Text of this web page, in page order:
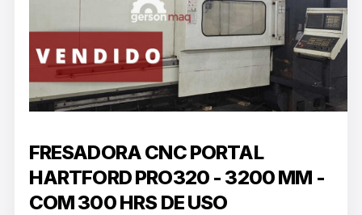
FRESADORA CNC PORTAL
HARTFORD PRO320 - 3200 MM -
COM 300 HRS DE USO